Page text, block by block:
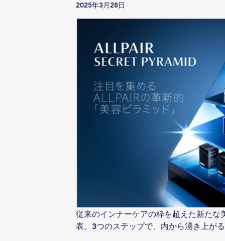
2025年3月28日
従来のインナーケアの枠を超えた新たな
表。3つのステップで、内から湧き上が